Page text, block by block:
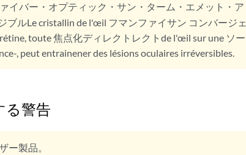
イバー・オプティック・サン・ターム・エメット・ア
ブルLe cristallin de l'œil フマンファイサン コンバージェ
toute 焦点化ディレクトレクトde l'œil sur une ソー
, peut entrainener des lésions oculaires irréversibles.
る警告
ー製品。